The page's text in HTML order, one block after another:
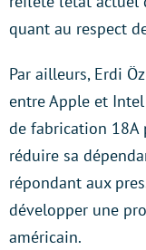
quant au respect
Par ailleurs, Erdi
entre Apple et
de fabrication 18A
réduire sa
répondant aux
développer une
américain.